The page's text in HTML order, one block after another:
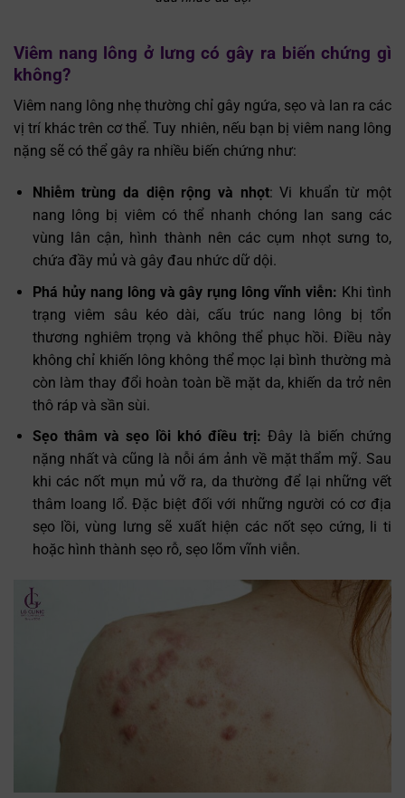
Viêm nang lông ở lưng có gây ra biến chứng gì
không?
Viêm nang lông nhẹ thường chỉ gây ngứa, sẹo và lan ra các
vị trí khác trên cơ thể. Tuy nhiên, nếu bạn bị viêm nang lông
nặng sẽ có thể gây ra nhiều biến chứng như:
Nhiễm trùng da diện rộng và nhọt: Vi khuẩn từ một
nang lông bị viêm có thể nhanh chóng lan sang các
vùng lân cận, hình thành nên các cụm nhọt sưng to,
chứa đầy mủ và gây đau nhức dữ dội.
Phá hủy nang lông và gây rụng lông vĩnh viễn: Khi tình
trạng viêm sâu kéo dài, cấu trúc nang lông bị tổn
thương nghiêm trọng và không thể phục hồi. Điều này
không chỉ khiến lông không thể mọc lại bình thường mà
còn làm thay đổi hoàn toàn bề mặt da, khiến da trở nên
thô ráp và sần sùi.
Sẹo thâm và sẹo lồi khó điều trị: Đây là biến chứng
nặng nhất và cũng là nỗi ám ảnh về mặt thẩm mỹ. Sau
khi các nốt mụn mủ vỡ ra, da thường để lại những vết
thâm loang lổ. Đặc biệt đối với những người có cơ địa
sẹo lồi, vùng lưng sẽ xuất hiện các nốt sẹo cứng, li ti
hoặc hình thành sẹo rỗ, sẹo lõm vĩnh viễn.